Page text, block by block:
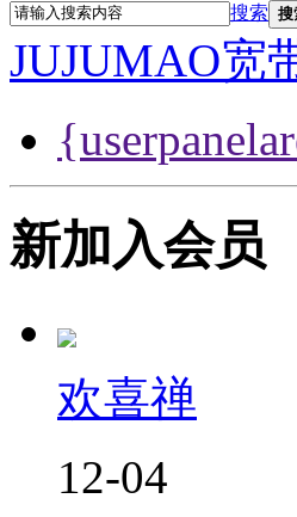
搜索 搜
JUJUMAO宽
新加入会员
欢喜禅
12-04